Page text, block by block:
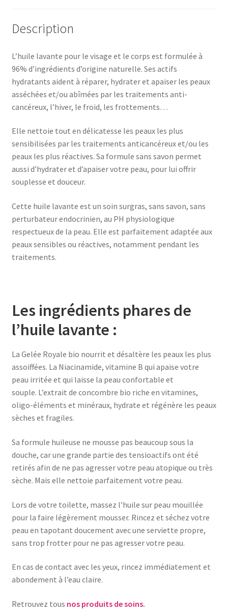
Description
L’huile lavante pour le visage et le corps est formulée à
96% d’ingrédients d’origine naturelle. Ses actifs
hydratants aident à réparer, hydrater et apaiser les peaux
asséchées et/ou abîmées par les traitements anti-
cancéreux, l’hiver, le froid, les frottements…
Elle nettoie tout en délicatesse les peaux les plus
sensibilisées par les traitements anticancéreux et/ou les
peaux les plus réactives. Sa formule sans savon permet
aussi d’hydrater et d’apaiser votre peau, pour lui offrir
souplesse et douceur.
Cette huile lavante est un soin surgras, sans savon, sans
perturbateur endocrinien, au PH physiologique
respectueux de la peau. Elle est parfaitement adaptée aux
peaux sensibles ou réactives, notamment pendant les
traitements.
Les ingrédients phares de
l’huile lavante :
La Gelée Royale bio nourrit et désaltère les peaux les plus
assoiffées. La Niacinamide, vitamine B qui apaise votre
peau irritée et qui laisse la peau confortable et
souple. L’extrait de concombre bio riche en vitamines,
oligo-éléments et minéraux, hydrate et régénère les peaux
sèches et fragiles.
Sa formule huileuse ne mousse pas beaucoup sous la
douche, car une grande partie des tensioactifs ont été
retirés afin de ne pas agresser votre peau atopique ou très
sèche. Mais elle nettoie parfaitement votre peau.
Lors de votre toilette, massez l’huile sur peau mouillée
pour la faire légèrement mousser. Rincez et séchez votre
peau en tapotant doucement avec une serviette propre,
sans trop frotter pour ne pas agresser votre peau.
En cas de contact avec les yeux, rincez immédiatement et
abondement à l’eau claire.
Retrouvez tous nos produits de soins.